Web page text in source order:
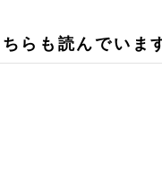
らも読んでいま